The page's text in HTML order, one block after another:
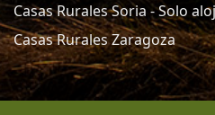
Casas Rurales Soria - Solo
Casas Rurales Zaragoza